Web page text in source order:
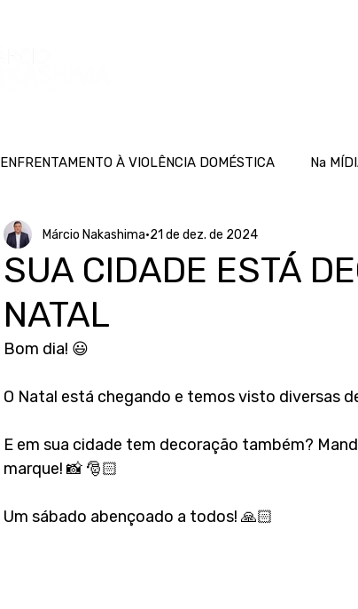
ENFRENTAMENTO À VIOLÊNCIA DOMÉSTICA Na
SUA CIDADE ESTÁ
NATAL
Márcio Nakashima 21 de dez. de 2024
Bom dia! 😃
O Natal está chegando e temos visto diversas
E em sua cidade tem decoração também?
marque! 📸 🎅🏻
Um sábado abençoado a todos! 🙏🏻